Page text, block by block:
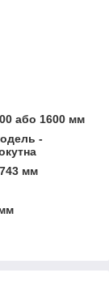
або 1600 мм
-
мм